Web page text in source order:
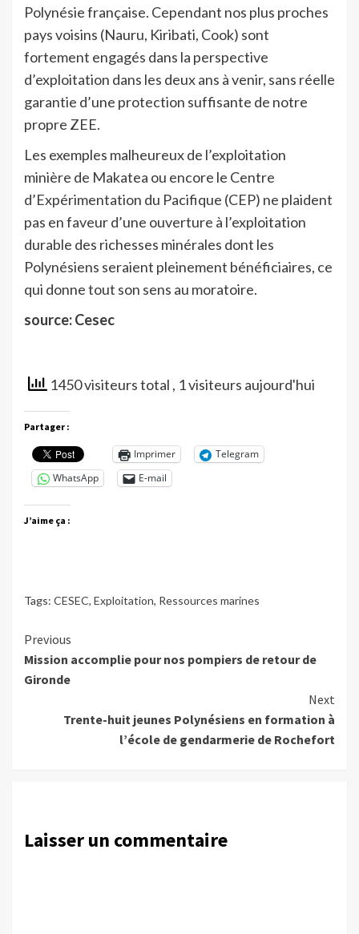
Polynésie française. Cependant nos plus proches
pays voisins (Nauru, Kiribati, Cook) sont
fortement engagés dans la perspective
d’exploitation dans les deux ans à venir, sans réelle
garantie d’une protection suffisante de notre
propre ZEE.
Les exemples malheureux de l’exploitation
minière de Makatea ou encore le Centre
d’Expérimentation du Pacifique (CEP) ne plaident
pas en faveur d’une ouverture à l’exploitation
durable des richesses minérales dont les
Polynésiens seraient pleinement bénéficiaires, ce
qui donne tout son sens au moratoire.
source: Cesec
1450 visiteurs total , 1 visiteurs aujourd'hui
Partager :
Imprimer
Telegram
WhatsApp
E-mail
J’aime ça :
Tags: CESEC, Exploitation, Ressources marines
Continue
Reading
Previous
Mission accomplie pour nos pompiers de retour de
Gironde
Next
Trente-huit jeunes Polynésiens en formation à
l’école de gendarmerie de Rochefort
Laisser un commentaire